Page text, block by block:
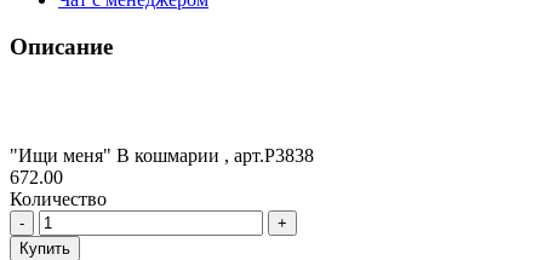
Описание
"Ищи меня" В кошмарии , арт.Р3838
672.00
Количество
-
+
Купить